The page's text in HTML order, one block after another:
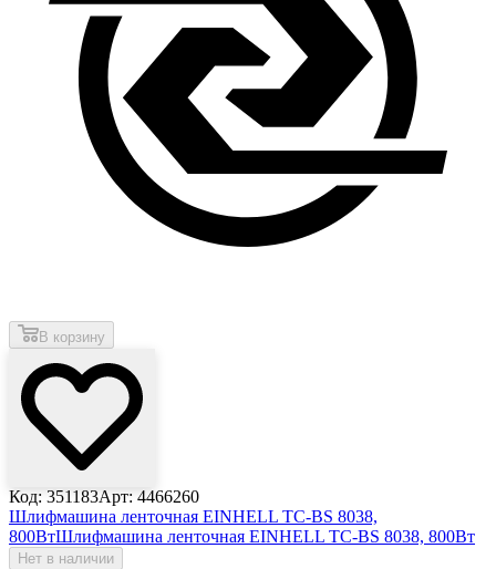
В корзину
Код: 351183Арт: 4466260
Шлифмашина ленточная EINHELL TC-BS 8038,
800ВтШлифмашина ленточная EINHELL TC-BS 8038, 800Вт
Нет в наличии